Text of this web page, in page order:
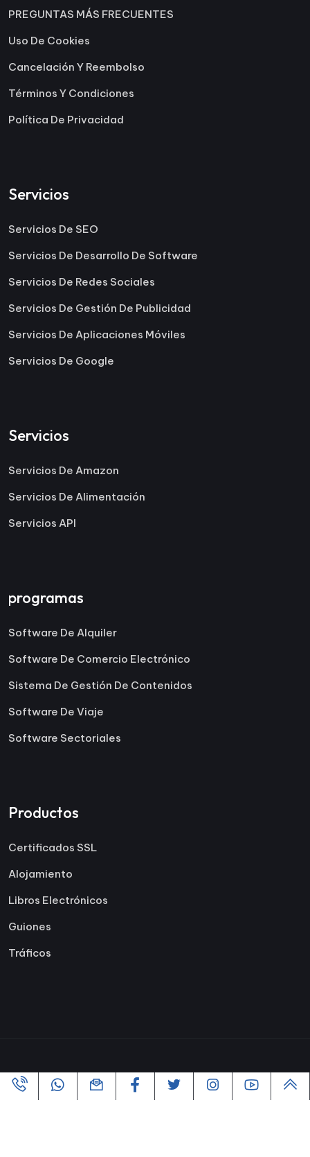
PREGUNTAS MÁS FRECUENTES
Uso De Cookies
Cancelación Y Reembolso
Términos Y Condiciones
Política De Privacidad
Servicios
Servicios De SEO
Servicios De Desarrollo De Software
Servicios De Redes Sociales
Servicios De Gestión De Publicidad
Servicios De Aplicaciones Móviles
Servicios De Google
Servicios
Servicios De Amazon
Servicios De Alimentación
Servicios API
programas
Software De Alquiler
Software De Comercio Electrónico
Sistema De Gestión De Contenidos
Software De Viaje
Software Sectoriales
Productos
Certificados SSL
Alojamiento
Libros Electrónicos
Guiones
Tráficos
Copyright ©2005-2026 Todos los derechos reservados |
Powered By